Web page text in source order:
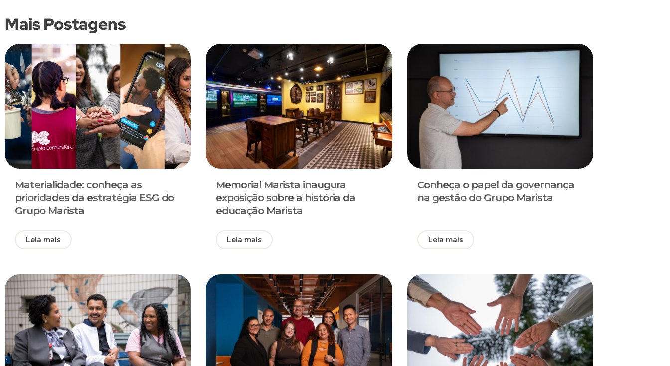
Mais Postagens
Materialidade: conheça as
prioridades da estratégia ESG do
Grupo Marista
Leia mais
Memorial Marista inaugura
exposição sobre a história da
educação Marista
Leia mais
Conheça o papel da governança
na gestão do Grupo Marista
Leia mais